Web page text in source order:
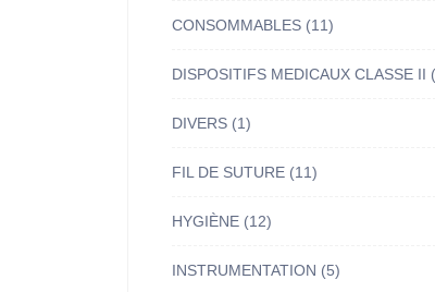
CONSOMMABLES (11)
DISPOSITIFS MEDICAUX CLASSE II
DIVERS (1)
FIL DE SUTURE (11)
HYGIÈNE (12)
INSTRUMENTATION (5)